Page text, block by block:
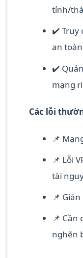
tỉnh/
✔️ Truy
an toàn
✔️
mạng
Các lỗi
📌
📌 Lỗi
tài
📌
📌
nghẽn